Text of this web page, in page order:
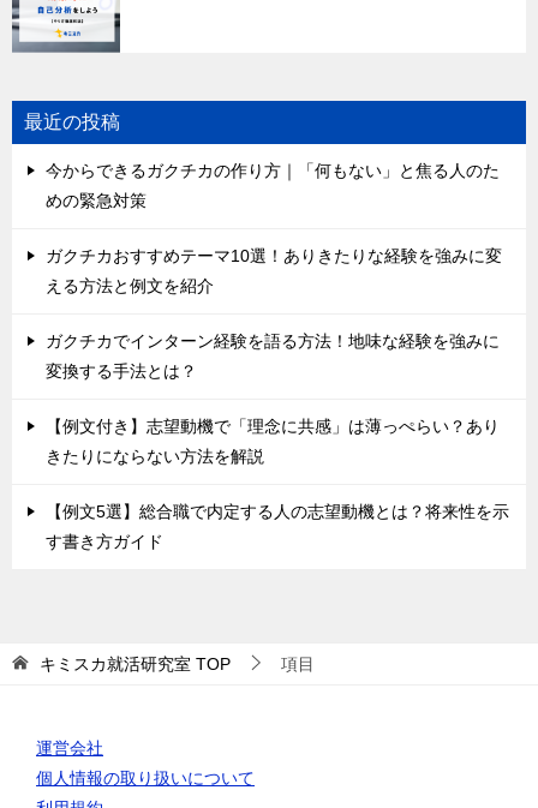
最近の投稿
今からできるガクチカの作り方｜「何もない」と焦る人のた
めの緊急対策
ガクチカおすすめテーマ10選！ありきたりな経験を強みに変
える方法と例文を紹介
ガクチカでインターン経験を語る方法！地味な経験を強みに
変換する手法とは？
【例文付き】志望動機で「理念に共感」は薄っぺらい？あり
きたりにならない方法を解説
【例文5選】総合職で内定する人の志望動機とは？将来性を示
す書き方ガイド
キミスカ就活研究室 TOP 項目
運営会社
個人情報の取り扱いについて